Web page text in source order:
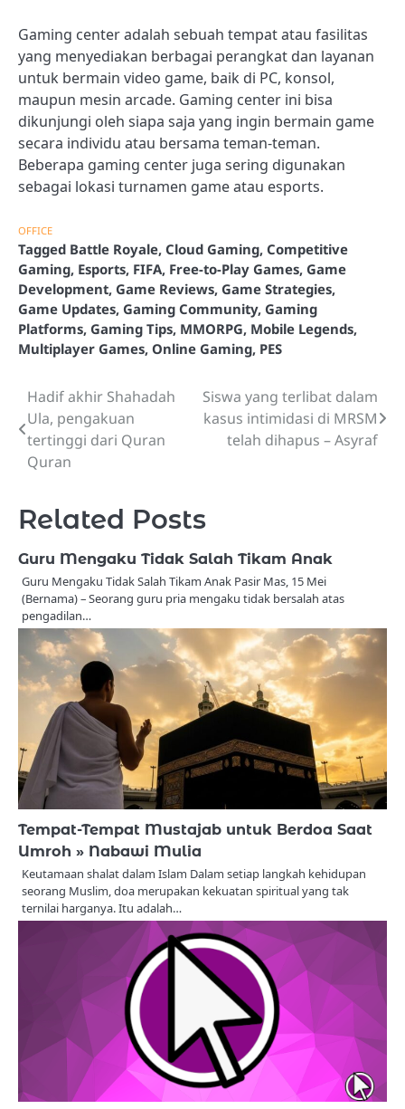
Gaming center adalah sebuah tempat atau fasilitas
yang menyediakan berbagai perangkat dan layanan
untuk bermain video game, baik di PC, konsol,
maupun mesin arcade. Gaming center ini bisa
dikunjungi oleh siapa saja yang ingin bermain game
secara individu atau bersama teman-teman.
Beberapa gaming center juga sering digunakan
sebagai lokasi turnamen game atau esports.
OFFICE
Tagged Battle Royale, Cloud Gaming, Competitive
Gaming, Esports, FIFA, Free-to-Play Games, Game
Development, Game Reviews, Game Strategies,
Game Updates, Gaming Community, Gaming
Platforms, Gaming Tips, MMORPG, Mobile Legends,
Multiplayer Games, Online Gaming, PES
Post
navigation
Hadif akhir Shahadah
Ula, pengakuan
tertinggi dari Quran
Quran
Siswa yang terlibat dalam
kasus intimidasi di MRSM
telah dihapus – Asyraf
Related Posts
Guru Mengaku Tidak Salah Tikam Anak
Guru Mengaku Tidak Salah Tikam Anak Pasir Mas, 15 Mei
(Bernama) – Seorang guru pria mengaku tidak bersalah atas
pengadilan…
Tempat-Tempat Mustajab untuk Berdoa Saat
Umroh » Nabawi Mulia
Keutamaan shalat dalam Islam Dalam setiap langkah kehidupan
seorang Muslim, doa merupakan kekuatan spiritual yang tak
ternilai harganya. Itu adalah…